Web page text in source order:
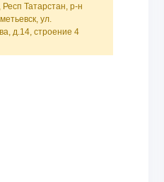
Татарстан, р-н
ул.
д.14, строение 4